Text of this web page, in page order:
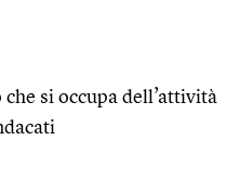
si occupa dell’attività